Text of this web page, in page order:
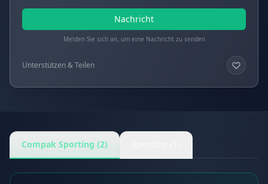
Nachricht
Melden Sie sich an, um eine Nachricht zu senden
Unterstützen & Teilen
Compak Sporting (2)